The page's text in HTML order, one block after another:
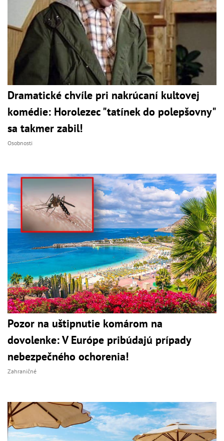
Dramatické chvíle pri nakrúcaní kultovej
komédie: Horolezec "tatínek do polepšovny"
sa takmer zabil!
Osobnosti
Pozor na uštipnutie komárom na
dovolenke: V Európe pribúdajú prípady
nebezpečného ochorenia!
Zahraničné